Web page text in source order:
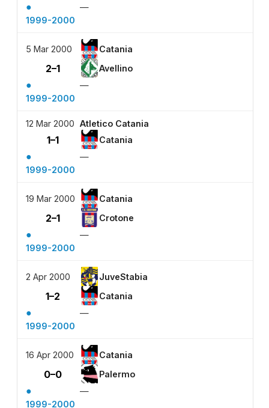
●
—
1999-2000
5 Mar 2000 Catania
2–1 Avellino
●
—
1999-2000
12 Mar 2000 Atletico Catania
1–1 Catania
●
—
1999-2000
19 Mar 2000 Catania
2–1 Crotone
●
—
1999-2000
2 Apr 2000 JuveStabia
1–2 Catania
●
—
1999-2000
16 Apr 2000 Catania
0–0 Palermo
●
—
1999-2000